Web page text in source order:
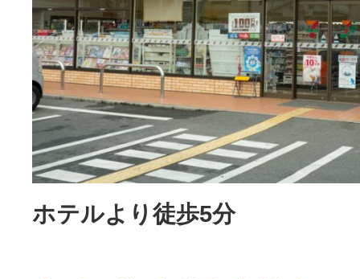
ホテルより徒歩5分